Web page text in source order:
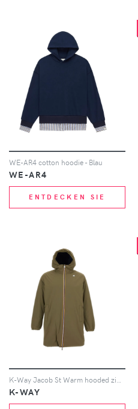
WE-AR4 cotton hoodie - Blau
WE-AR4
ENTDECKEN SIE
K-WAY